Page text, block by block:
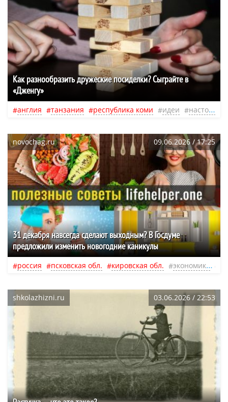
Как разнообразить дружеские посиделки? Сыграйте в
«Дженгу»
англия танзания республика коми идеи настольные игры
novochag.ru 09.06.2026 / 17:25
31 декабря навсегда сделают выходным? В Госдуме
предложили изменить новогодние каникулы
россия псковская обл. кировская обл. экономика
shkolazhizni.ru 03.06.2026 / 22:53